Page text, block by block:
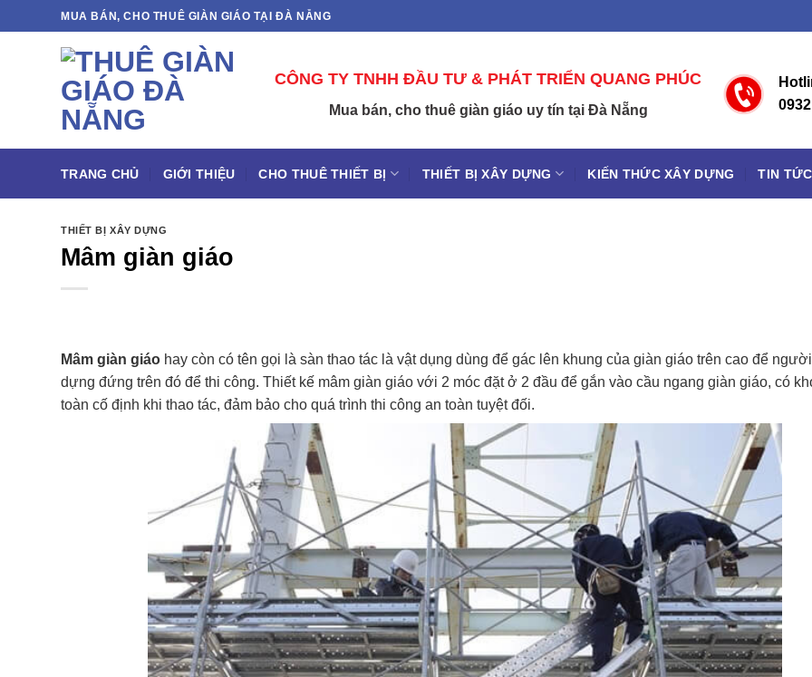
qua
MUA BÁN, CHO THUÊ GIÀN GIÁO TẠI ĐÀ NẴNG
CÔNG TY TNHH ĐẦU TƯ & PHÁT TRIỂN QUANG PHÚC
Mua bán, cho thuê giàn giáo uy tín tại Đà Nẵng
TRANG CHỦ GIỚI THIỆU CHO THUÊ THIẾT BỊ THIẾT BỊ XÂY DỰNG KIẾN THỨC XÂY DỰNG TIN TỨC
THIẾT BỊ XÂY DỰNG
Mâm giàn giáo
Mâm giàn giáo hay còn có tên gọi là sàn thao tác là vật dụng dùng để gác lên khung của giàn giáo trên cao để
dựng đứng trên đó để thi công. Thiết kế mâm giàn giáo với 2 móc đặt ở 2 đầu để gắn vào cầu ngang giàn giáo, có
toàn cố định khi thao tác, đảm bảo cho quá trình thi công an toàn tuyệt đối.